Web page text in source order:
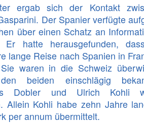
ergab sich der Kontakt
Der Spanier verfügte
über einen Schatz an
Er hatte herausgefunden,
lange Reise nach Spanien in
waren in die Schweiz
beiden einschlägig
Dobler und Ulrich Kohli
Allein Kohli habe zehn Jahre
per annum übermittelt.